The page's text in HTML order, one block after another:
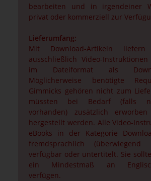
bearbeiten und in irgendeiner
privat oder kommerziell zur
Lieferumfang:
Mit Download-Artikeln
ausschließlich Video-
im Dateiformat als
Möglicherweise benötigte
Gimmicks gehören nicht zum
müssten bei Bedarf (falls
vorhanden) zusätzlich
hergestellt werden. Alle Video-
eBooks in der Kategorie
fremdsprachlich (überwiegend
verfügbar oder untertitelt. Sie
ein Mindestmaß an
verfügen.